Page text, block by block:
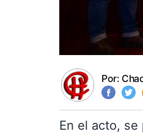
Por:
En el acto,